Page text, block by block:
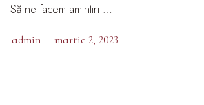
Să ne facem amintiri …
admin martie 2, 2023